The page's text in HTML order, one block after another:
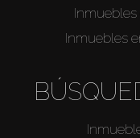
Inmuebles